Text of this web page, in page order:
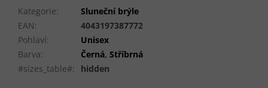
Kategorie:
Sluneční brýle
EAN:
4043197387772
Pohlaví:
Unisex
Barva: Černá, Stříbrná
#sizes_table#: hidden